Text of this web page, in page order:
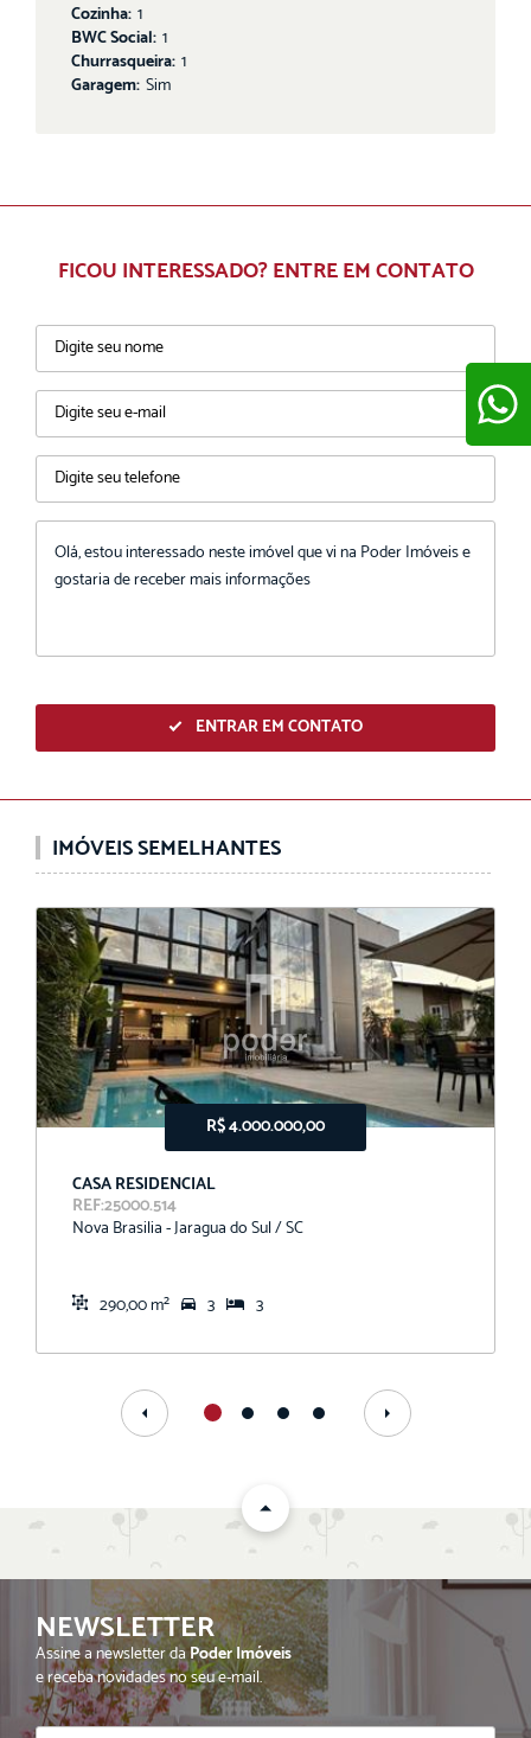
Cozinha: 1
BWC Social: 1
Churrasqueira: 1
Garagem: Sim
FICOU INTERESSADO? ENTRE EM CONTATO
ENTRAR EM CONTATO
IMÓVEIS SEMELHANTES
R$ 4.000.000,00
CASA RESIDENCIAL
REF:25000.514
Nova Brasilia - Jaragua do Sul / SC
290,00 m² 3 3
NEWSLETTER
Assine a newsletter daPoder Imóveis
e receba novidades no seu e-mail.